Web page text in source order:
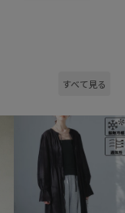
すべて見る